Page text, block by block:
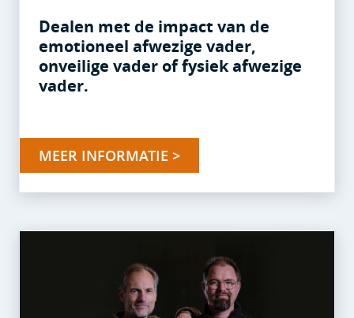
Dealen met de impact van de
emotioneel afwezige vader,
onveilige vader of fysiek afwezige
vader.
MEER INFORMATIE >